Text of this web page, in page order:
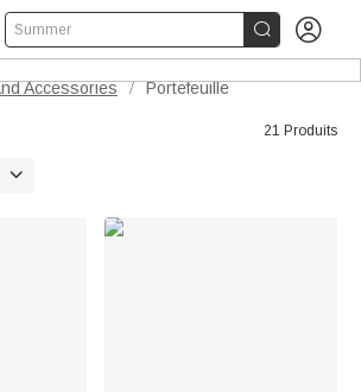
Summer  
Accessories / Portefeuille
21 Produits
